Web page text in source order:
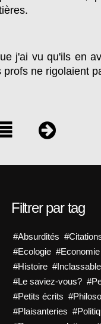
j'ai vu qu'ils en
ne rigolaient
Filtrer par tag
#Absurdités
#Ecologie #Economie
#Histoire
#Le saviez-vous?
#Petits écrits
#Plaisanteries